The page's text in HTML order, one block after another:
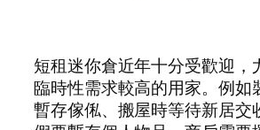
短租迷你倉近年十分受歡迎，
臨時性需求較高的用家。例如
暫存傢俬、搬屋時等待新居交